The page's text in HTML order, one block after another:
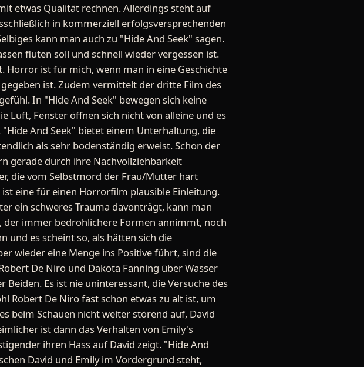
etwas Qualität rechnen. Allerdings steht auf
in kommerziell erfolgsversprechenden
kann man auch zu "Hide And Seek" sagen.
fluten soll und schnell wieder vergessen ist.
Horror ist für mich, wenn man in eine Geschichte
ist. Zudem vermittelt der dritte Film des
In "Hide And Seek" bewegen sich keine
Luft, Fenster öffnen sich nicht von alleine und es
And Seek" bietet einem Unterhaltung, die
als sehr bodenständig erweist. Schon der
gerade durch ihre Nachvollziehbarkeit
die vom Selbstmord der Frau/Mutter hart
eine für einen Horrorfilm plausible Einleitung.
ein schweres Trauma davonträgt, kann man
der immer bedrohlichere Formen annimmt, noch
und es scheint so, als hätten sich die
wieder eine Menge ins Positive führt, sind die
De Niro und Dakota Fanning über Wasser
Es ist nie uninteressant, die Versuche des
Robert De Niro fast schon etwas zu alt ist, um
beim Schauen nicht weiter störend auf, David
ist dann das Verhalten von Emily's
ihren Hass auf David zeigt. "Hide And
David und Emily im Vordergrund steht,